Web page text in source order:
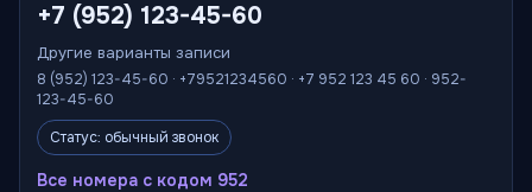
+7 (952) 123-45-60
Другие варианты записи
8 (952) 123-45-60 · +79521234560 · +7 952 123 45 60 · 952-
123-45-60
Статус: обычный звонок
Все номера с кодом 952